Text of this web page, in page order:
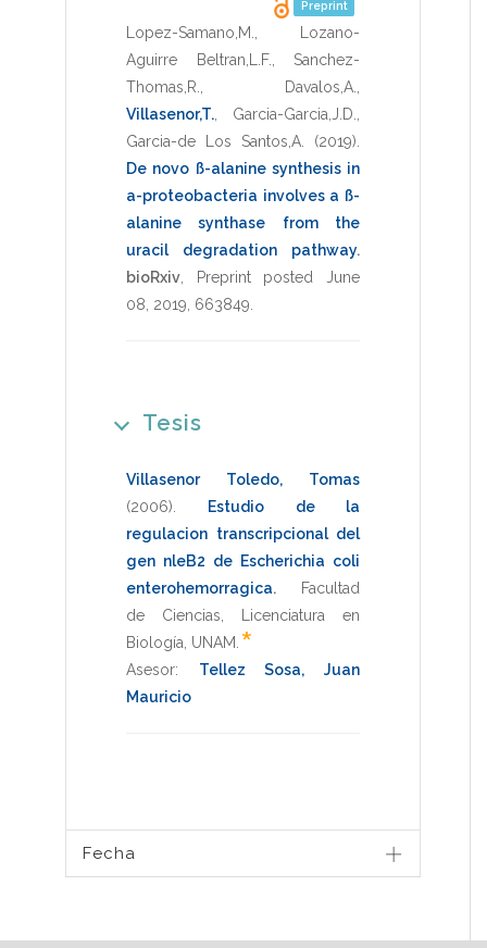
Preprint
Lopez-Samano,M.
Lozano-
Aguirre Beltran,L.F.
Sanchez-
Thomas,R.
Davalos,A.
Villasenor,T.
Garcia-Garcia,J.D.
Garcia-de Los Santos,A.
(2019)
De novo ß-alanine synthesis in
a-proteobacteria involves a ß-
alanine synthase from the
uracil degradation pathway.
bioRxiv
Preprint posted June
08, 2019 663849
Tesis
Villasenor Toledo, Tomas
(2006)
Estudio de la
regulacion transcripcional del
gen nleB2 de Escherichia coli
enterohemorragica.
Facultad
de Ciencias
Licenciatura en
Biología UNAM *
Asesor: Tellez Sosa, Juan
Mauricio
Fecha